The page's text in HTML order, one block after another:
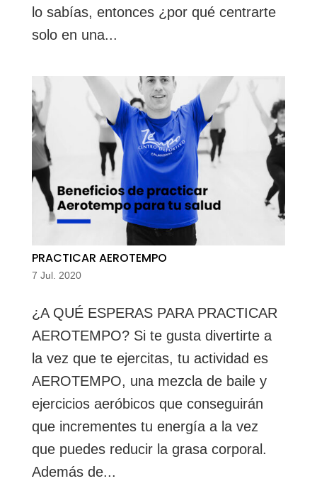
lo sabías, entonces ¿por qué centrarte
solo en una...
PRACTICAR AEROTEMPO
7 Jul. 2020
¿A QUÉ ESPERAS PARA PRACTICAR
AEROTEMPO? Si te gusta divertirte a
la vez que te ejercitas, tu actividad es
AEROTEMPO, una mezcla de baile y
ejercicios aeróbicos que conseguirán
que incrementes tu energía a la vez
que puedes reducir la grasa corporal.
Además de...